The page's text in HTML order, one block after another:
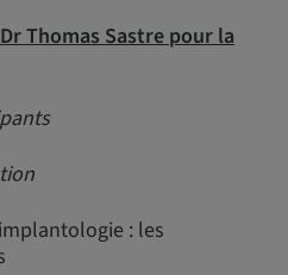
Thomas Sastre pour la
: les